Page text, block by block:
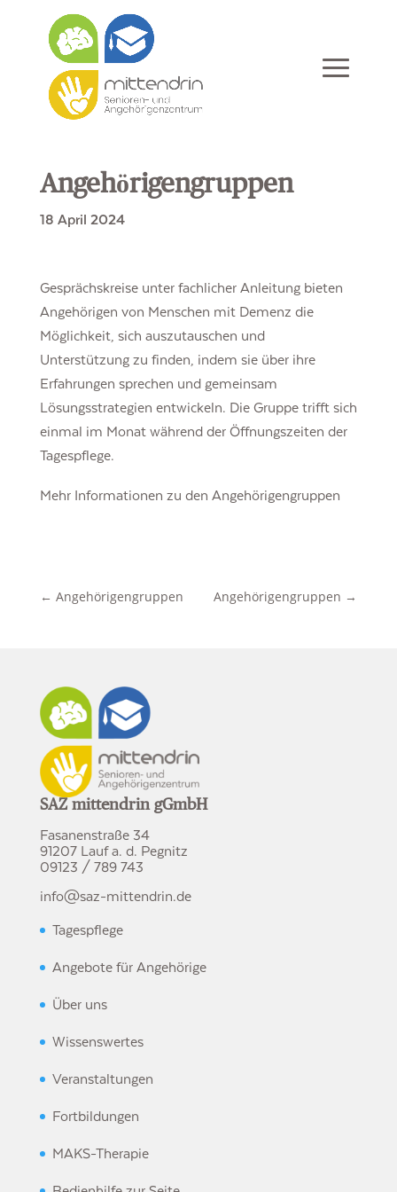
Angehörigengruppen
18 April 2024
Gesprächskreise unter fachlicher Anleitung bieten
Angehörigen von Menschen mit Demenz die
Möglichkeit, sich auszutauschen und
Unterstützung zu finden, indem sie über ihre
Erfahrungen sprechen und gemeinsam
Lösungsstrategien entwickeln. Die Gruppe trifft sich
einmal im Monat während der Öffnungszeiten der
Tagespflege.
Mehr Informationen zu den Angehörigengruppen
← Angehörigengruppen Angehörigengruppen →
SAZ mittendrin gGmbH
Fasanenstraße 34
91207 Lauf a. d. Pegnitz
09123 / 789 743
info@saz-mittendrin.de
Tagespflege
Angebote für Angehörige
Über uns
Wissenswertes
Veranstaltungen
Fortbildungen
MAKS-Therapie